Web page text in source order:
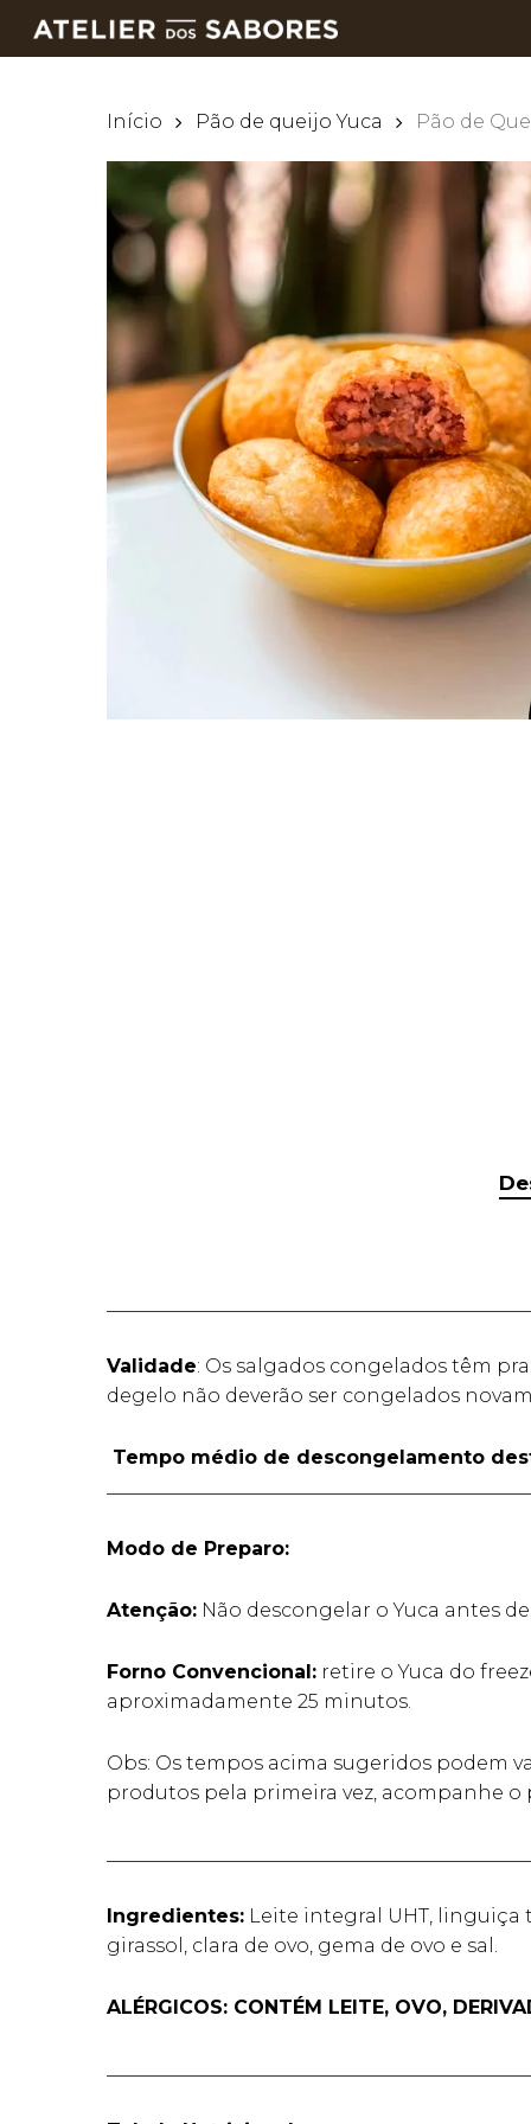
Skip
Início Pão de queijo Yuca Pão de
Validade: Os salgados congelados têm
degelo não deverão ser congelados
Tempo médio de descongelamento
Modo de Preparo:
Atenção: Não descongelar o Yuca antes de
Forno Convencional: retire o Yuca do
aproximadamente 25 minutos.
Obs: Os tempos acima sugeridos podem
produtos pela primeira vez, acompanhe o
Ingredientes: Leite integral UHT, linguiça
girassol, clara de ovo, gema de ovo e sal.
ALÉRGICOS: CONTÉM LEITE, OVO,